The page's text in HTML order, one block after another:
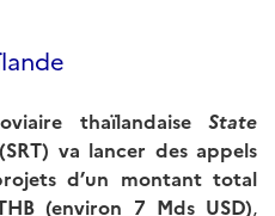
thaïlandaiseState
va lancer des appels
d’un montant total
(environ 7 Mds USD),